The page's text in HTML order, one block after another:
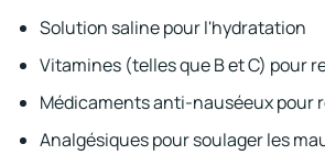
Solution saline pour l'hydratation
Vitamines (telles que B et C) pour
Médicaments anti-nauséeux pour
Analgésiques pour soulager les